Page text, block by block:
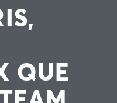
QUE